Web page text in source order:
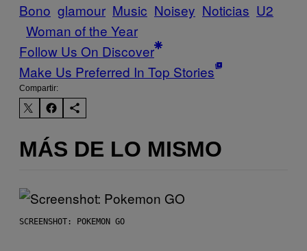
Bono glamour Music Noisey Noticias U2
Woman of the Year
Follow Us On Discover
Make Us Preferred In Top Stories
Compartir:
MÁS DE LO MISMO
SCREENSHOT: POKEMON GO